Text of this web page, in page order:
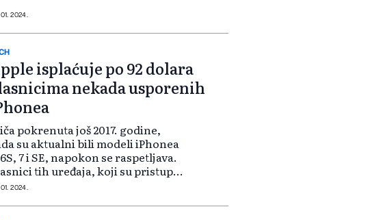
2024.
isplaćuje po 92 dolara
nekada usporenih
pokrenuta još 2017. godine,
su aktualni bili modeli iPhonea
7 i SE, napokon se raspetljava.
tih uređaja, koji su pristupili
tužbi, sada dobivaju
2024.